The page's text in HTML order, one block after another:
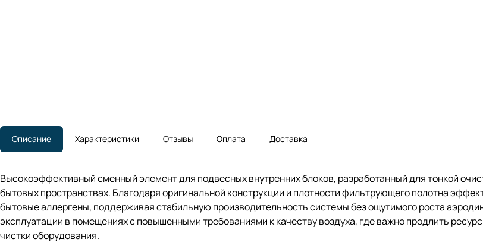
Описание Характеристики Отзывы Оплата Доставка
Высокоэффективный сменный элемент для подвесных внутренних блоков, разработанный для тонкой
бытовых пространствах. Благодаря оригинальной конструкции и плотности фильтрующего полотна
бытовые аллергены, поддерживая стабильную производительность системы без ощутимого роста
эксплуатации в помещениях с повышенными требованиями к качеству воздуха, где важно продлить
чистки оборудования.